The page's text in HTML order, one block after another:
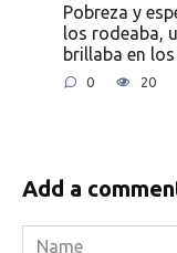
Pobreza y
los rodeaba,
brillaba en
0 20
Add a
Name